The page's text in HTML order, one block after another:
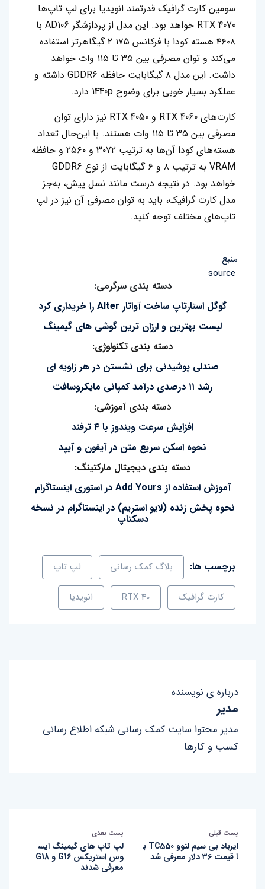
سومین کارت گرافیک قدرتمند انویدیا برای لپ تاپ‌ها
RTX 4070 خواهد بود. این مدل از پردازشگر AD106 با
۴۶۰۸ هسته کودا با فرکانس ۲.۱۷۵ گیگاهرتز استفاده
می‌کند و توان مصرفی بین ۳۵ تا ۱۱۵ وات خواهد
داشت. این مدل ۸ گیگابایت حافظه GDDR6 داشته و
عملکرد بسیار خوبی برای وضوح 1440p دارد.
کارت‌های RTX 4060 و RTX 4050 نیز دارای توان
مصرفی بین ۳۵ تا ۱۱۵ وات هستند. با این‌حال تعداد
هسته‌های کودا آن‌ها به ترتیب ۳۰۷۲ و ۲۵۶۰ و حافظه
VRAM به ترتیب ۸ و ۶ گیگابایت از نوع GDDR6
خواهد بود. در نتیجه درست مانند نسل پیش، به‌جز
مدل کارت گرافیک، باید به توان مصرفی آن نیز در لپ
تاپ‌های مختلف توجه کنید.
منبع
source
دسته بندی سرگرمی:
گوگل استارتاپ ساخت آواتار Alter را خریداری کرد
لیست بهترین و ارزان ترین گوشی های گیمینگ
دسته بندی تکنولوژی:
صندلی پوشیدنی برای نشستن در هر زاویه ای
رشد ۱۱ درصدی درآمد کمپانی مایکروسافت
دسته بندی آموزشی:
افزایش سرعت ویندوز با ۴ ترفند
نحوه اسکن سریع متن در آیفون و آیپد
دسته بندی دیجیتال مارکتینگ:
آموزش استفاده از Add Yours در استوری اینستاگرام
نحوه پخش زنده (لایو استریم) در اینستاگرام در نسخه
دسکتاپ
برچسب ها: بلاگ کمک رسانی لپ تاپ
کارت گرافیک RTX 40 انویدیا
درباره ی نویسنده
مدیر
مدیر محتوا سایت کمک رسانی شبکه اطلاع رسانی
کسب و کارها
پست قبلی
ایرباد بی‌ سیم لنوو‌ TC550 ب
ا قیمت ۳۶ دلار معرفی شد
پست بعدی
لپ تاپ های گیمینگ ایس
وس استریکس G16 و G18
معرفی شدند